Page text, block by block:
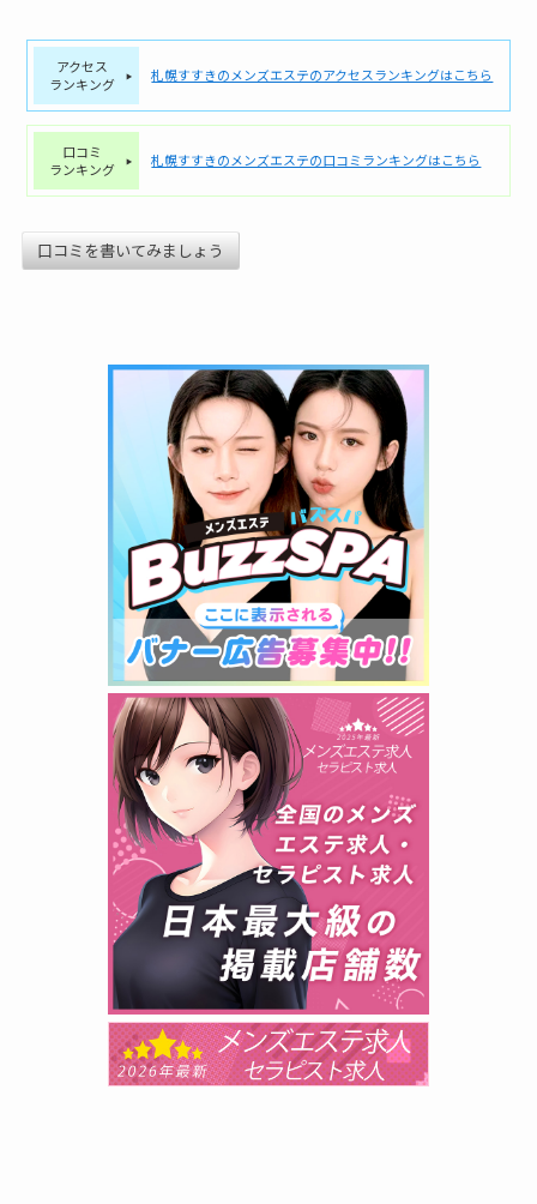
アクセス
ランキング
札幌すすきのメンズエステのアクセスランキングはこちら
口コミ
ランキング
札幌すすきのメンズエステの口コミランキングはこちら
口コミを書いてみましょう